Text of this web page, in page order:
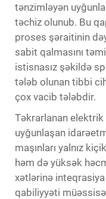
tənzimləyən
təchiz olunub. Bu
proses şəraitinin
sabit qalmasını
istisnasız şəkildə
tələb olunan tibbi
çox vacib tələbdir.
Təkrarlanan elektrik
uyğunlaşan
maşınları yalnız
həm də yüksək
xətlərinə
qabiliyyəti